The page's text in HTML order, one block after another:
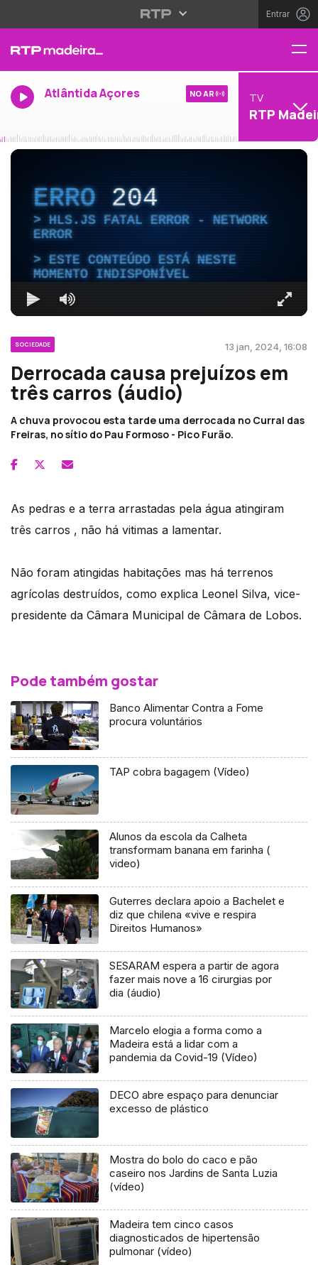
Entrar
Atlântida Açores NO AR TV
RTP
ERRO204
HLS.JS FATAL ERROR - NETWORK
ERROR
ESTE CONTEÚDO ESTÁ NESTE
MOMENTO INDISPONÍVEL
SOCIEDADE 13 jan, 2024, 16:08
Derrocada causa prejuízos em
três carros (áudio)
A chuva provocou esta tarde uma derrocada no Curral das
Freiras, no sítio do Pau Formoso - Pico Furão.
As pedras e a terra arrastadas pela água atingiram
três carros , não há vitimas a lamentar.
Não foram atingidas habitações mas há terrenos
agrícolas destruídos, como explica Leonel Silva, vice-
presidente da Câmara Municipal de Câmara de Lobos.
Pode também gostar
Banco Alimentar Contra a Fome
procura voluntários
TAP cobra bagagem (Vídeo)
Alunos da escola da Calheta
transformam banana em farinha (
video)
Guterres declara apoio a Bachelet e
diz que chilena «vive e respira
Direitos Humanos»
SESARAM espera a partir de agora
fazer mais nove a 16 cirurgias por
dia (áudio)
Marcelo elogia a forma como a
Madeira está a lidar com a
pandemia da Covid-19 (Vídeo)
DECO abre espaço para denunciar
excesso de plástico
Mostra do bolo do caco e pão
caseiro nos Jardins de Santa Luzia
(vídeo)
Madeira tem cinco casos
diagnosticados de hipertensão
pulmonar (vídeo)